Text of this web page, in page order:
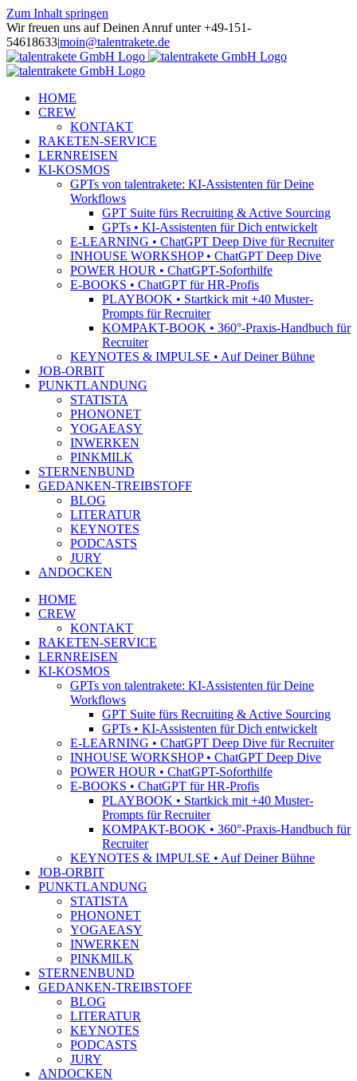
Zum Inhalt springen
Wir freuen uns auf Deinen Anruf unter +49-151-
54618633|moin@talentrakete.de
HOME
CREW
KONTAKT
RAKETEN-SERVICE
LERNREISEN
KI-KOSMOS
GPTs von talentrakete: KI-Assistenten für Deine
Workflows
GPT Suite fürs Recruiting & Active Sourcing
GPTs • KI-Assistenten für Dich entwickelt
E-LEARNING • ChatGPT Deep Dive für Recruiter
INHOUSE WORKSHOP • ChatGPT Deep Dive
POWER HOUR • ChatGPT-Soforthilfe
E-BOOKS • ChatGPT für HR-Profis
PLAYBOOK • Startkick mit +40 Muster-
Prompts für Recruiter
KOMPAKT-BOOK • 360°-Praxis-Handbuch für
Recruiter
KEYNOTES & IMPULSE • Auf Deiner Bühne
JOB-ORBIT
PUNKTLANDUNG
STATISTA
PHONONET
YOGAEASY
INWERKEN
PINKMILK
STERNENBUND
GEDANKEN-TREIBSTOFF
BLOG
LITERATUR
KEYNOTES
PODCASTS
JURY
ANDOCKEN
HOME
CREW
KONTAKT
RAKETEN-SERVICE
LERNREISEN
KI-KOSMOS
GPTs von talentrakete: KI-Assistenten für Deine
Workflows
GPT Suite fürs Recruiting & Active Sourcing
GPTs • KI-Assistenten für Dich entwickelt
E-LEARNING • ChatGPT Deep Dive für Recruiter
INHOUSE WORKSHOP • ChatGPT Deep Dive
POWER HOUR • ChatGPT-Soforthilfe
E-BOOKS • ChatGPT für HR-Profis
PLAYBOOK • Startkick mit +40 Muster-
Prompts für Recruiter
KOMPAKT-BOOK • 360°-Praxis-Handbuch für
Recruiter
KEYNOTES & IMPULSE • Auf Deiner Bühne
JOB-ORBIT
PUNKTLANDUNG
STATISTA
PHONONET
YOGAEASY
INWERKEN
PINKMILK
STERNENBUND
GEDANKEN-TREIBSTOFF
BLOG
LITERATUR
KEYNOTES
PODCASTS
JURY
ANDOCKEN